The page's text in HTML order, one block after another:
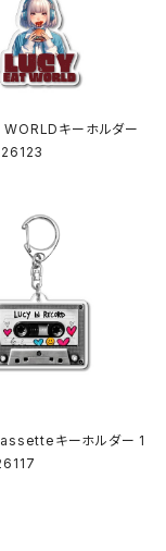
キーホルダー
キーホルダー 1